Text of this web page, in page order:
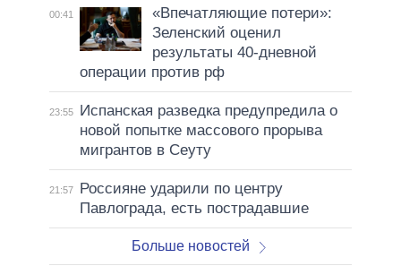
00:41
«Впечатляющие потери»:
Зеленский оценил
результаты 40-дневной
операции против рф
23:55
Испанская разведка предупредила о
новой попытке массового прорыва
мигрантов в Сеуту
21:57
Россияне ударили по центру
Павлограда, есть пострадавшие
Больше новостей